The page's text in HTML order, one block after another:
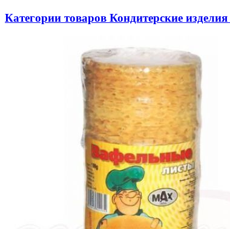
Категории товаров Кондитерские изделия